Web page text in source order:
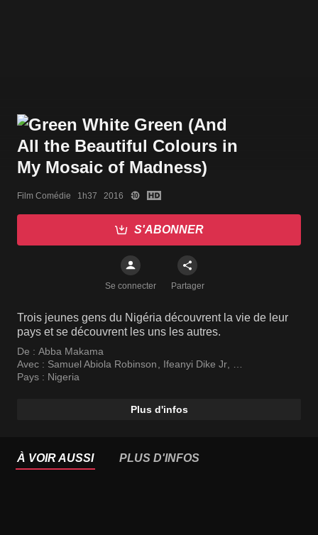
Film Comédie   1h37   2016
S'ABONNER
Se connecter Partager
Trois jeunes gens du Nigéria découvrent la vie de leur
pays et se découvrent les uns les autres.
De : Abba Makama
Avec : Samuel Abiola Robinson, Ifeanyi Dike Jr,
Crystabel Goddy
Pays : Nigeria
Plus d'infos
À VOIR AUSSI PLUS D'INFOS